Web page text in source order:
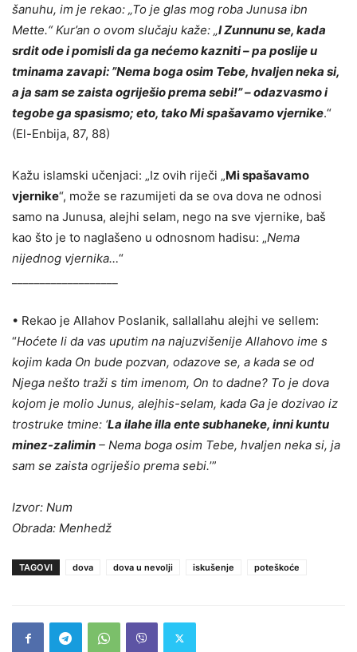
šanuhu, im je rekao: „To je glas mog roba Junusa ibn
Mette.“ Kur’an o ovom slučaju kaže: „I Zunnunu se, kada
srdit ode i pomisli da ga nećemo kazniti – pa poslije u
tminama zavapi: ”Nema boga osim Tebe, hvaljen neka si,
a ja sam se zaista ogriješio prema sebi!” – odazvasmo i
tegobe ga spasismo; eto, tako Mi spašavamo vjernike.“
(El-Enbija, 87, 88)
Kažu islamski učenjaci: „Iz ovih riječi „Mi spašavamo
vjernike“, može se razumijeti da se ova dova ne odnosi
samo na Junusa, alejhi selam, nego na sve vjernike, baš
kao što je to naglašeno u odnosnom hadisu: „Nema
nijednog vjernika…“
• Rekao je Allahov Poslanik, sallallahu alejhi ve sellem:
“Hoćete li da vas uputim na najuzvišenije Allahovo ime s
kojim kada On bude pozvan, odazove se, a kada se od
Njega nešto traži s tim imenom, On to dadne? To je dova
kojom je molio Junus, alejhis-selam, kada Ga je dozivao iz
trostruke tmine: ‘La ilahe illa ente subhaneke, inni kuntu
minez-zalimin – Nema boga osim Tebe, hvaljen neka si, ja
sam se zaista ogriješio prema sebi.’”
Izvor: Num
Obrada: Menhedž
TAGOVI dova dova u nevolji iskušenje poteškoće